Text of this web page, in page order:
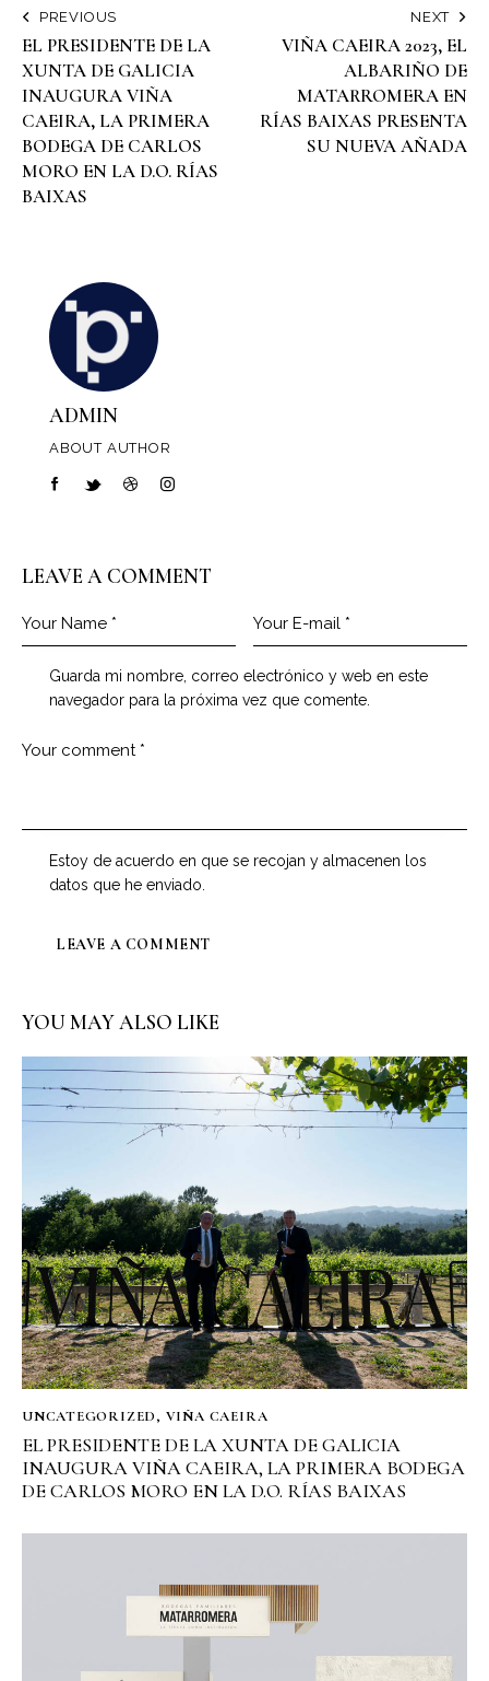
PREVIOUS
EL PRESIDENTE DE LA
XUNTA DE GALICIA
INAUGURA VIÑA
CAEIRA, LA PRIMERA
BODEGA DE CARLOS
MORO EN LA D.O. RÍAS
BAIXAS
NEXT
VIÑA CAEIRA 2023, EL
ALBARIÑO DE
MATARROMERA EN
RÍAS BAIXAS PRESENTA
SU NUEVA AÑADA
ADMIN
ABOUT AUTHOR
LEAVE A COMMENT
Guarda mi nombre, correo electrónico y web en este
navegador para la próxima vez que comente.
Estoy de acuerdo en que se recojan y almacenen los
datos que he enviado.
YOU MAY ALSO LIKE
UNCATEGORIZED, VIÑA CAEIRA
EL PRESIDENTE DE LA XUNTA DE GALICIA
INAUGURA VIÑA CAEIRA, LA PRIMERA BODEGA
DE CARLOS MORO EN LA D.O. RÍAS BAIXAS